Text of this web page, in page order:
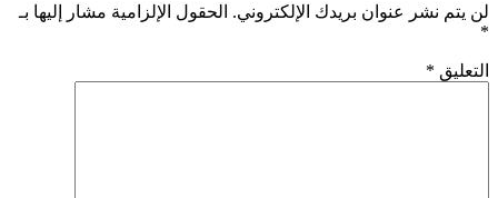
لن يتم نشر عنوان بريدك الإلكتروني. الحقول الإلزامية مشار إليها بـ
*
التعليق *